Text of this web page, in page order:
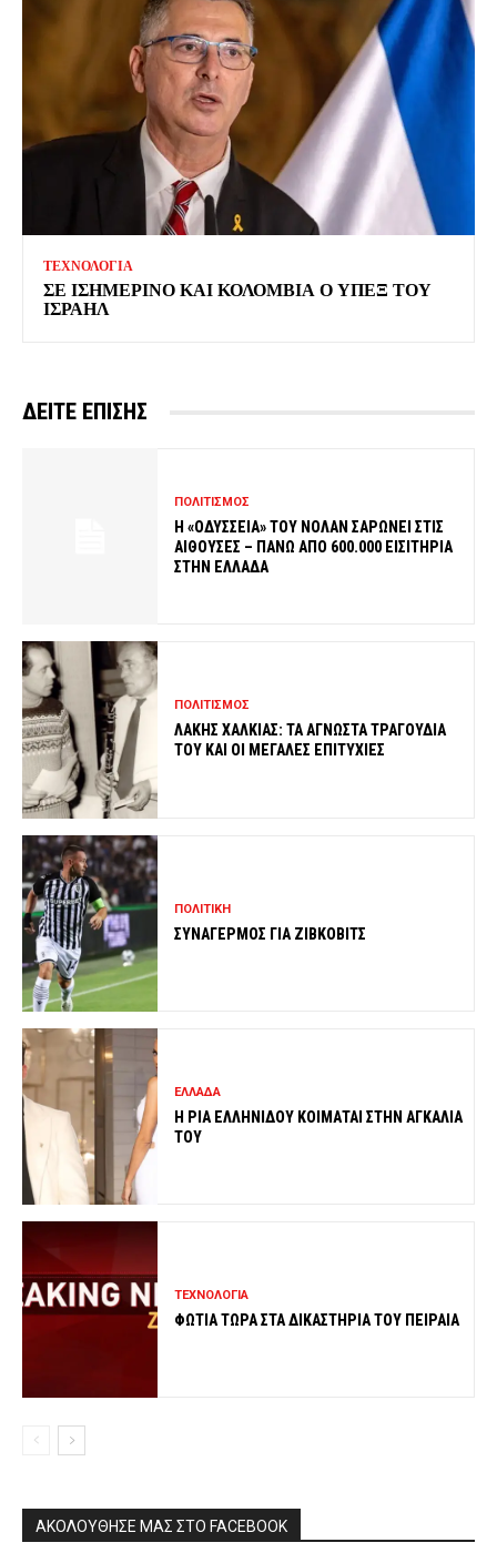
ΤΕΧΝΟΛΟΓΙΑ
ΣΕ ΙΣΗΜΕΡΙΝΟ ΚΑΙ ΚΟΛΟΜΒΙΑ Ο ΥΠΕΞ ΤΟΥ
ΙΣΡΑΗΛ
ΔΕΙΤΕ ΕΠΙΣΗΣ
ΠΟΛΙΤΙΣΜΟΣ
Η «ΟΔΥΣΣΕΙΑ» ΤΟΥ ΝΟΛΑΝ ΣΑΡΩΝΕΙ ΣΤΙΣ
ΑΙΘΟΥΣΕΣ – ΠΑΝΩ ΑΠΟ 600.000 ΕΙΣΙΤΗΡΙΑ
ΣΤΗΝ ΕΛΛΑΔΑ
ΠΟΛΙΤΙΣΜΟΣ
ΛΑΚΗΣ ΧΑΛΚΙΑΣ: ΤΑ ΑΓΝΩΣΤΑ ΤΡΑΓΟΥΔΙΑ
ΤΟΥ ΚΑΙ ΟΙ ΜΕΓΑΛΕΣ ΕΠΙΤΥΧΙΕΣ
ΠΟΛΙΤΙΚΗ
ΣΥΝΑΓΕΡΜΟΣ ΓΙΑ ΖΙΒΚΟΒΙΤΣ
ΕΛΛΑΔΑ
Η ΡΙΑ ΕΛΛΗΝΙΔΟΥ ΚΟΙΜΑΤΑΙ ΣΤΗΝ ΑΓΚΑΛΙΑ
ΤΟΥ
ΤΕΧΝΟΛΟΓΙΑ
ΦΩΤΙΑ ΤΩΡΑ ΣΤΑ ΔΙΚΑΣΤΗΡΙΑ ΤΟΥ ΠΕΙΡΑΙΑ
ΑΚΟΛΟΥΘΗΣΕ ΜΑΣ ΣΤΟ FACEBOOK